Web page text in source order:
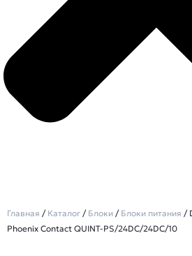
Главная / Каталог / Блоки / Блоки питания /
Phoenix Contact QUINT-PS/24DC/24DC/10